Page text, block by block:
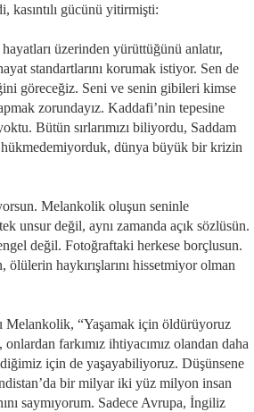
gücünü yitirmişti:
üzerinden yürüttüğünü anlatır,
standartlarını korumak istiyor. Sen de
göreceğiz. Seni ve senin gibileri kimse
zorundayız. Kaddafi’nin tepesine
Bütün sırlarımızı biliyordu, Saddam
dünya büyük bir krizin
Melankolik oluşun seninle
unsur değil, aynı zamanda açık sözlüsün.
değil. Fotoğraftaki herkese borçlusun.
haykırışlarını hissetmiyor olman
“Yaşamak için öldürüyoruz
farkımız ihtiyacımız olandan daha
için de yaşayabiliyoruz. Düşünsene
bir milyar iki yüz milyon insan
saymıyorum. Sadece Avrupa, İngiliz